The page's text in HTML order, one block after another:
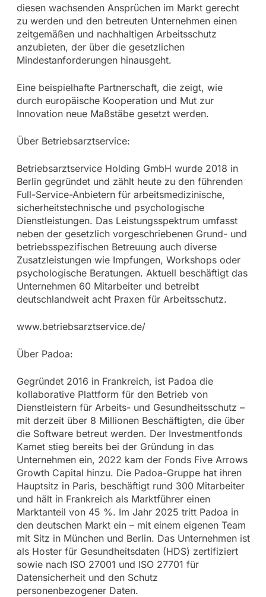
diesen wachsenden Ansprüchen im Markt gerecht
zu werden und den betreuten Unternehmen einen
zeitgemäßen und nachhaltigen Arbeitsschutz
anzubieten, der über die gesetzlichen
Mindestanforderungen hinausgeht.
Eine beispielhafte Partnerschaft, die zeigt, wie
durch europäische Kooperation und Mut zur
Innovation neue Maßstäbe gesetzt werden.
Über Betriebsarztservice:
Betriebsarztservice Holding GmbH wurde 2018 in
Berlin gegründet und zählt heute zu den führenden
Full-Service-Anbietern für arbeitsmedizinische,
sicherheitstechnische und psychologische
Dienstleistungen. Das Leistungsspektrum umfasst
neben der gesetzlich vorgeschriebenen Grund- und
betriebsspezifischen Betreuung auch diverse
Zusatzleistungen wie Impfungen, Workshops oder
psychologische Beratungen. Aktuell beschäftigt das
Unternehmen 60 Mitarbeiter und betreibt
deutschlandweit acht Praxen für Arbeitsschutz.
www.betriebsarztservice.de/
Über Padoa:
Gegründet 2016 in Frankreich, ist Padoa die
kollaborative Plattform für den Betrieb von
Dienstleistern für Arbeits- und Gesundheitsschutz –
mit derzeit über 8 Millionen Beschäftigten, die über
die Software betreut werden. Der Investmentfonds
Kamet stieg bereits bei der Gründung in das
Unternehmen ein, 2022 kam der Fonds Five Arrows
Growth Capital hinzu. Die Padoa-Gruppe hat ihren
Hauptsitz in Paris, beschäftigt rund 300 Mitarbeiter
und hält in Frankreich als Marktführer einen
Marktanteil von 45 %. Im Jahr 2025 tritt Padoa in
den deutschen Markt ein – mit einem eigenen Team
mit Sitz in München und Berlin. Das Unternehmen ist
als Hoster für Gesundheitsdaten (HDS) zertifiziert
sowie nach ISO 27001 und ISO 27701 für
Datensicherheit und den Schutz
personenbezogener Daten.